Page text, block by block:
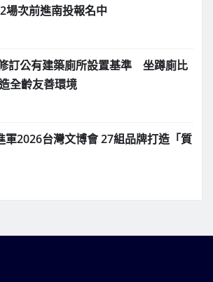
場次前進南投報名中
訂公有建築廁所設置基準 坐蹲廁比
全齡友善環境
軍2026台灣文博會 27組品牌打造「質